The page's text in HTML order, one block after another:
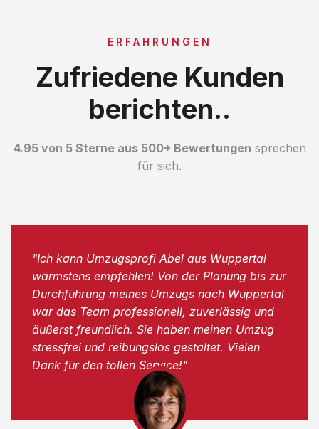
ERFAHRUNGEN
Zufriedene Kunden
berichten..
4.95 von 5 Sterne aus 500+ Bewertungen sprechen
für sich.
"Ich kann Umzugsprofi Abel aus Wuppertal
wärmstens empfehlen! Von der Planung bis zur
Durchführung meines Umzugs nach Wuppertal
war das Team professionell, zuverlässig und
äußerst freundlich. Sie haben meinen Umzug
stressfrei und reibungslos gestaltet. Vielen
Dank für den tollen Service!"